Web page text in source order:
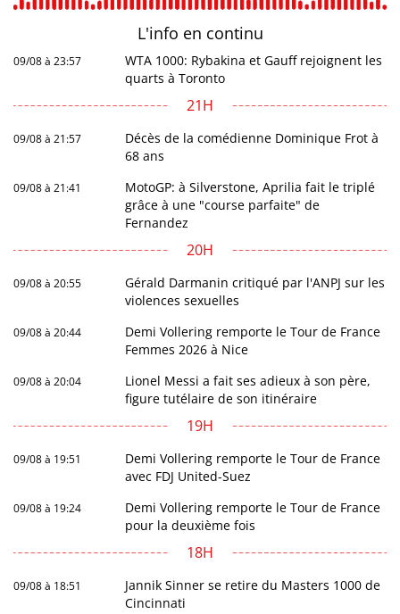
L'info en continu
09/08 à 23:57
WTA 1000: Rybakina et Gauff rejoignent les
quarts à Toronto
21H
09/08 à 21:57
Décès de la comédienne Dominique Frot à
68 ans
09/08 à 21:41
MotoGP: à Silverstone, Aprilia fait le triplé
grâce à une "course parfaite" de
Fernandez
20H
09/08 à 20:55
Gérald Darmanin critiqué par l'ANPJ sur les
violences sexuelles
09/08 à 20:44
Demi Vollering remporte le Tour de France
Femmes 2026 à Nice
09/08 à 20:04
Lionel Messi a fait ses adieux à son père,
figure tutélaire de son itinéraire
19H
09/08 à 19:51
Demi Vollering remporte le Tour de France
avec FDJ United-Suez
09/08 à 19:24
Demi Vollering remporte le Tour de France
pour la deuxième fois
18H
09/08 à 18:51
Jannik Sinner se retire du Masters 1000 de
Cincinnati